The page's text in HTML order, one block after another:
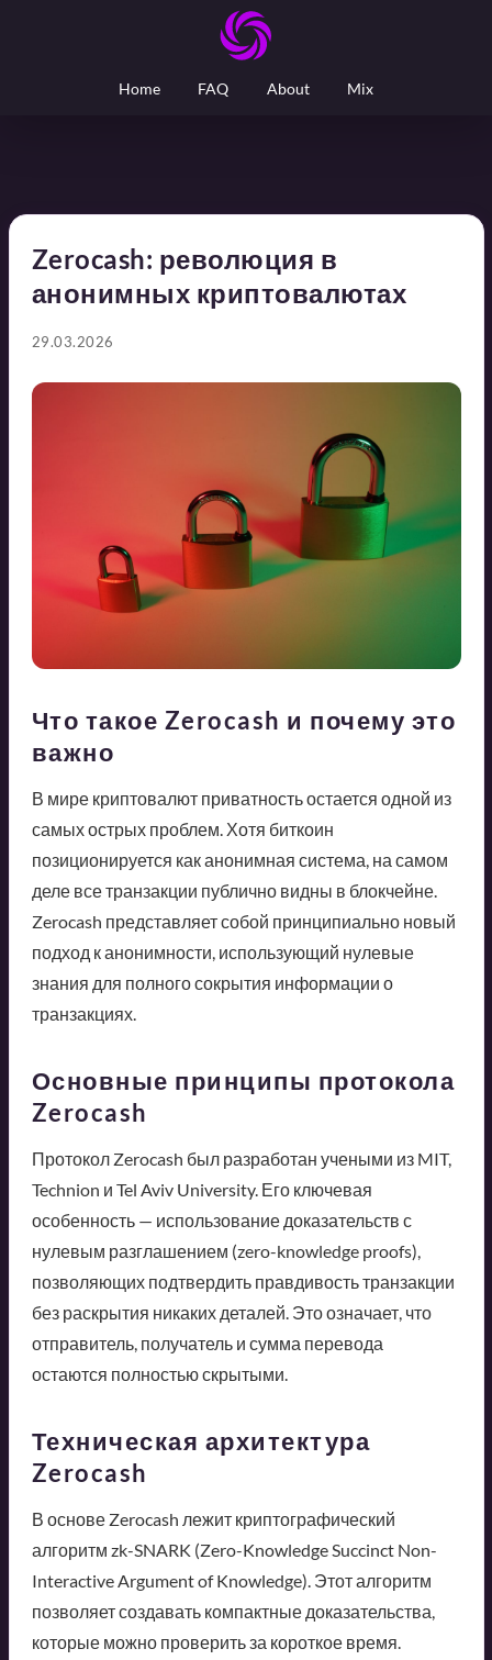
Home FAQ About Mix
Zerocash: революция в
анонимных криптовалютах
29.03.2026
Что такое Zerocash и почему это
важно
В мире криптовалют приватность остается одной из
самых острых проблем. Хотя биткоин
позиционируется как анонимная система, на самом
деле все транзакции публично видны в блокчейне.
Zerocash представляет собой принципиально новый
подход к анонимности, использующий нулевые
знания для полного сокрытия информации о
транзакциях.
Основные принципы протокола
Zerocash
Протокол Zerocash был разработан учеными из MIT,
Technion и Tel Aviv University. Его ключевая
особенность — использование доказательств с
нулевым разглашением (zero-knowledge proofs),
позволяющих подтвердить правдивость транзакции
без раскрытия никаких деталей. Это означает, что
отправитель, получатель и сумма перевода
остаются полностью скрытыми.
Техническая архитектура
Zerocash
В основе Zerocash лежит криптографический
алгоритм zk-SNARK (Zero-Knowledge Succinct Non-
Interactive Argument of Knowledge). Этот алгоритм
позволяет создавать компактные доказательства,
которые можно проверить за короткое время.